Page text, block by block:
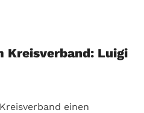
Kreisverband: Luigi
einen